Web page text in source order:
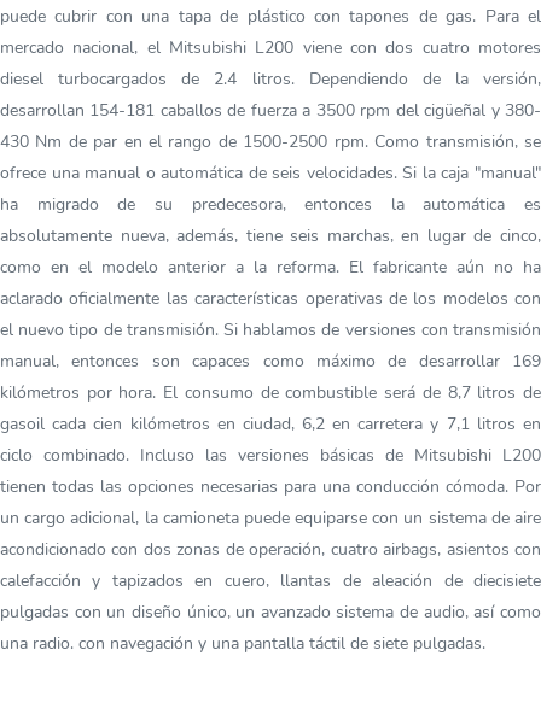
puede cubrir con una tapa de plástico con tapones de gas. Para el
mercado nacional, el Mitsubishi L200 viene con dos cuatro motores
diesel turbocargados de 2.4 litros. Dependiendo de la versión,
desarrollan 154-181 caballos de fuerza a 3500 rpm del cigüeñal y 380-
430 Nm de par en el rango de 1500-2500 rpm. Como transmisión, se
ofrece una manual o automática de seis velocidades. Si la caja "manual"
ha migrado de su predecesora, entonces la automática es
absolutamente nueva, además, tiene seis marchas, en lugar de cinco,
como en el modelo anterior a la reforma. El fabricante aún no ha
aclarado oficialmente las características operativas de los modelos con
el nuevo tipo de transmisión. Si hablamos de versiones con transmisión
manual, entonces son capaces como máximo de desarrollar 169
kilómetros por hora. El consumo de combustible será de 8,7 litros de
gasoil cada cien kilómetros en ciudad, 6,2 en carretera y 7,1 litros en
ciclo combinado. Incluso las versiones básicas de Mitsubishi L200
tienen todas las opciones necesarias para una conducción cómoda. Por
un cargo adicional, la camioneta puede equiparse con un sistema de aire
acondicionado con dos zonas de operación, cuatro airbags, asientos con
calefacción y tapizados en cuero, llantas de aleación de diecisiete
pulgadas con un diseño único, un avanzado sistema de audio, así como
una radio. con navegación y una pantalla táctil de siete pulgadas.